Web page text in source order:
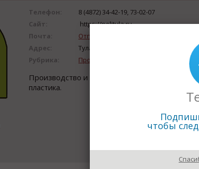
Телефон:
8 (4872) 34-42-19, 73-02-07
Сайт:
https://politula.ru
Почта:
Отправить письмо
Адрес:
Тула, ул. Октябрьская, д. 48
Рубрика:
Производители пластмассовой
Производство и оптовая реализация
пластика.
чтобы